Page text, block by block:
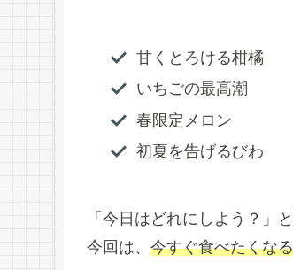
甘くとろける柑橘
いちごの最高潮
春限定メロン
初夏を告げるびわ
「今日はどれにしよう？」
今回は、 今すぐ食べたくな